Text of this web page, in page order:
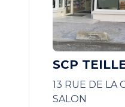
SCP
13 RUE DE LA
SALON